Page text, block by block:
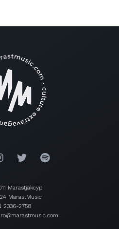
Marastjakcyp
MarastMusic
2336-2758